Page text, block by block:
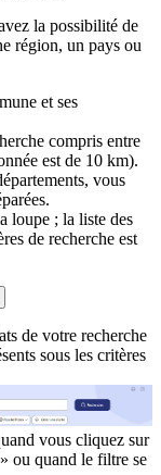
la possibilité de
région, un pays ou
et ses
compris entre
est de 10 km).
vous
loupe ; la liste des
de recherche est
de votre recherche
sous les critères
vous cliquez sur
ou quand le filtre se